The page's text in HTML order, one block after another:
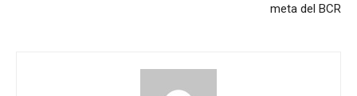
meta del BCR